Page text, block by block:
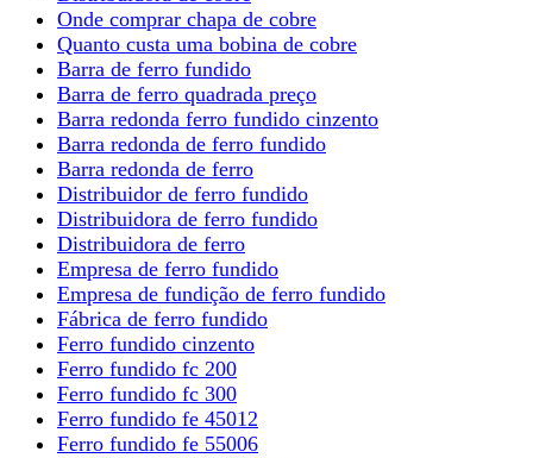
Onde comprar chapa de cobre
Quanto custa uma bobina de cobre
Barra de ferro fundido
Barra de ferro quadrada preço
Barra redonda ferro fundido cinzento
Barra redonda de ferro fundido
Barra redonda de ferro
Distribuidor de ferro fundido
Distribuidora de ferro fundido
Distribuidora de ferro
Empresa de ferro fundido
Empresa de fundição de ferro fundido
Fábrica de ferro fundido
Ferro fundido cinzento
Ferro fundido fc 200
Ferro fundido fc 300
Ferro fundido fe 45012
Ferro fundido fe 55006